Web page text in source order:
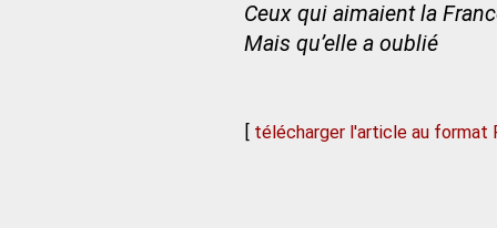
Ceux qui aimaient la
Mais qu’elle a oublié
[ télécharger l'article au format